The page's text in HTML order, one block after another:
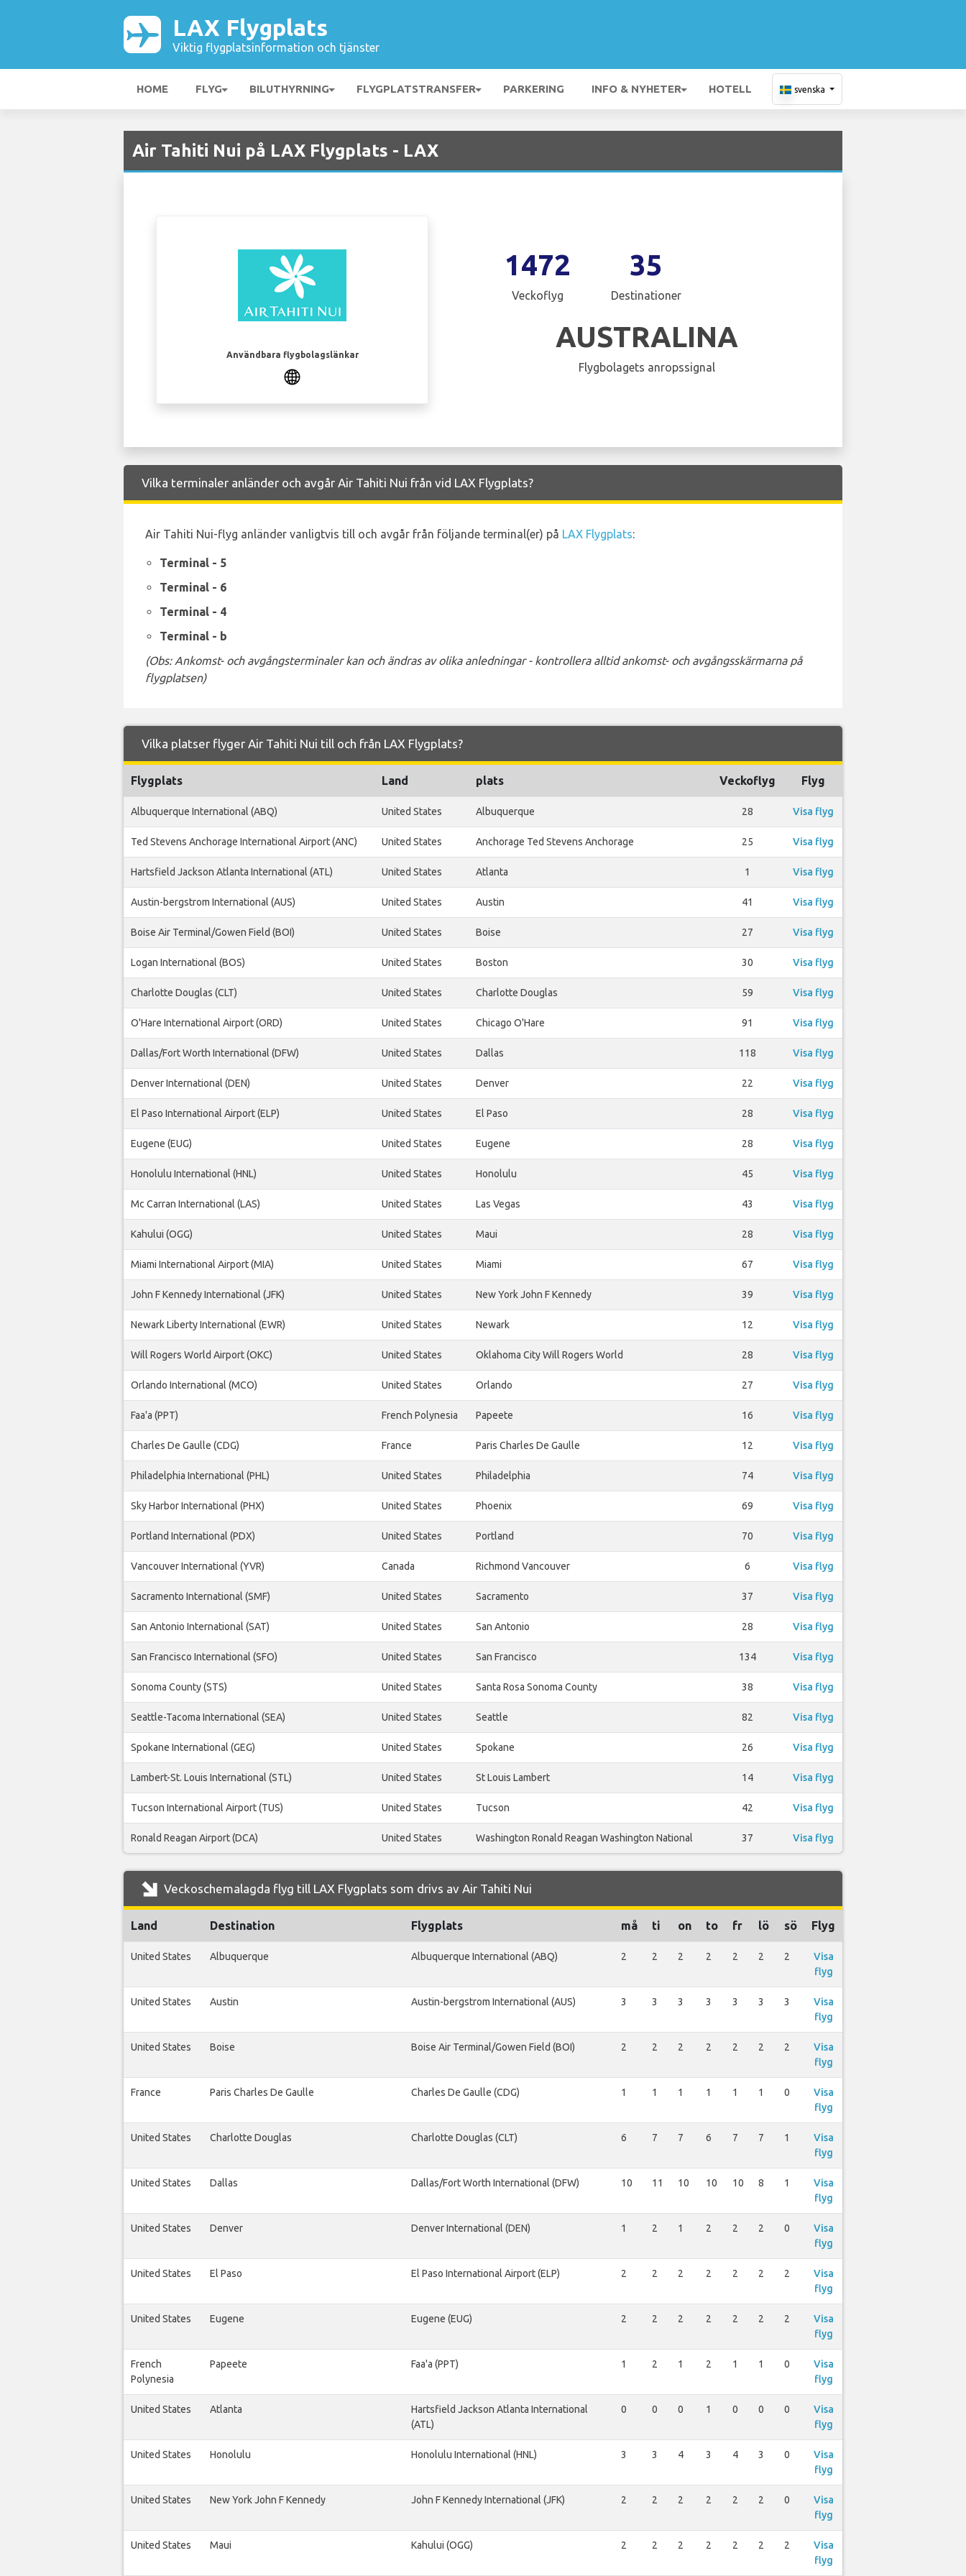
LAX Flygplats
Viktig flygplatsinformation och tjänster
HOME FLYG BILUTHYRNING FLYGPLATSTRANSFER PARKERING INFO & NYHETER HOTELL svenska
Air Tahiti Nui på LAX Flygplats - LAX
Användbara flygbolagslänkar
1472
Veckoflyg
35
Destinationer
AUSTRALINA
Flygbolagets anropssignal
Vilka terminaler anländer och avgår Air Tahiti Nui från vid LAX Flygplats?
Air Tahiti Nui-flyg anländer vanligtvis till och avgår från följande terminal(er) på LAX Flygplats:
Terminal - 5
Terminal - 6
Terminal - 4
Terminal - b
(Obs: Ankomst- och avgångsterminaler kan och ändras av olika anledningar - kontrollera alltid ankomst- och avgångsskärmarna på
flygplatsen)
Vilka platser flyger Air Tahiti Nui till och från LAX Flygplats?
Flygplats Land plats Veckoflyg Flyg
Albuquerque International (ABQ) United States Albuquerque 28 Visa flyg
Ted Stevens Anchorage International Airport (ANC) United States Anchorage Ted Stevens Anchorage 25 Visa flyg
Hartsfield Jackson Atlanta International (ATL) United States Atlanta 1 Visa flyg
Austin-bergstrom International (AUS) United States Austin 41 Visa flyg
Boise Air Terminal/Gowen Field (BOI) United States Boise 27 Visa flyg
Logan International (BOS) United States Boston 30 Visa flyg
Charlotte Douglas (CLT) United States Charlotte Douglas 59 Visa flyg
O'Hare International Airport (ORD) United States Chicago O'Hare 91 Visa flyg
Dallas/Fort Worth International (DFW) United States Dallas 118 Visa flyg
Denver International (DEN) United States Denver 22 Visa flyg
El Paso International Airport (ELP) United States El Paso 28 Visa flyg
Eugene (EUG) United States Eugene 28 Visa flyg
Honolulu International (HNL) United States Honolulu 45 Visa flyg
Mc Carran International (LAS) United States Las Vegas 43 Visa flyg
Kahului (OGG) United States Maui 28 Visa flyg
Miami International Airport (MIA) United States Miami 67 Visa flyg
John F Kennedy International (JFK) United States New York John F Kennedy 39 Visa flyg
Newark Liberty International (EWR) United States Newark 12 Visa flyg
Will Rogers World Airport (OKC) United States Oklahoma City Will Rogers World 28 Visa flyg
Orlando International (MCO) United States Orlando 27 Visa flyg
Faa'a (PPT) French Polynesia Papeete 16 Visa flyg
Charles De Gaulle (CDG) France Paris Charles De Gaulle 12 Visa flyg
Philadelphia International (PHL) United States Philadelphia 74 Visa flyg
Sky Harbor International (PHX) United States Phoenix 69 Visa flyg
Portland International (PDX) United States Portland 70 Visa flyg
Vancouver International (YVR) Canada Richmond Vancouver 6 Visa flyg
Sacramento International (SMF) United States Sacramento 37 Visa flyg
San Antonio International (SAT) United States San Antonio 28 Visa flyg
San Francisco International (SFO) United States San Francisco 134 Visa flyg
Sonoma County (STS) United States Santa Rosa Sonoma County 38 Visa flyg
Seattle-Tacoma International (SEA) United States Seattle 82 Visa flyg
Spokane International (GEG) United States Spokane 26 Visa flyg
Lambert-St. Louis International (STL) United States St Louis Lambert 14 Visa flyg
Tucson International Airport (TUS) United States Tucson 42 Visa flyg
Ronald Reagan Airport (DCA) United States Washington Ronald Reagan Washington National 37 Visa flyg
Veckoschemalagda flyg till LAX Flygplats som drivs av Air Tahiti Nui
Land Destination Flygplats må ti on to fr lö sö Flyg
United States Albuquerque Albuquerque International (ABQ) 2 2 2 2 2 2 2
Visa
flyg
United States Austin Austin-bergstrom International (AUS) 3 3 3 3 3 3 3
Visa
flyg
United States Boise Boise Air Terminal/Gowen Field (BOI) 2 2 2 2 2 2 2
Visa
flyg
France Paris Charles De Gaulle Charles De Gaulle (CDG) 1 1 1 1 1 1 0
Visa
flyg
United States Charlotte Douglas Charlotte Douglas (CLT) 6 7 7 6 7 7 1
Visa
flyg
United States Dallas Dallas/Fort Worth International (DFW) 10 11 10 10 10 8 1
Visa
flyg
United States Denver Denver International (DEN) 1 2 1 2 2 2 0
Visa
flyg
United States El Paso El Paso International Airport (ELP) 2 2 2 2 2 2 2
Visa
flyg
United States Eugene Eugene (EUG) 2 2 2 2 2 2 2
Visa
flyg
French
Polynesia
Papeete Faa'a (PPT) 1 2 1 2 1 1 0
Visa
flyg
United States Atlanta
Hartsfield Jackson Atlanta International
(ATL)
0 0 0 1 0 0 0
Visa
flyg
United States Honolulu Honolulu International (HNL) 3 3 4 3 4 3 0
Visa
flyg
United States New York John F Kennedy John F Kennedy International (JFK) 2 2 2 2 2 2 0
Visa
flyg
United States Maui Kahului (OGG) 2 2 2 2 2 2 2
Visa
flyg